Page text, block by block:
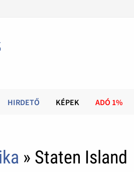
HIRDETŐ KÉPEK ADÓ 1%
» Staten Island